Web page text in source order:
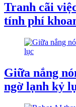
Tranh cãi
tính phí
Giữa nắng
ngờ lạnh kỷ